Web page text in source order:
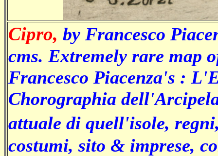
Cipro, by Francesco
cms. Extremely rare map
Francesco Piacenza's :
Chorographia
attuale di quell'isole,
costumi, sito & imprese,